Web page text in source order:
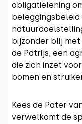
obligatielening
bijzonder blij
de Patrijs, een
die zich inzet
bomen en
Kees de Pater
verwelkomt de